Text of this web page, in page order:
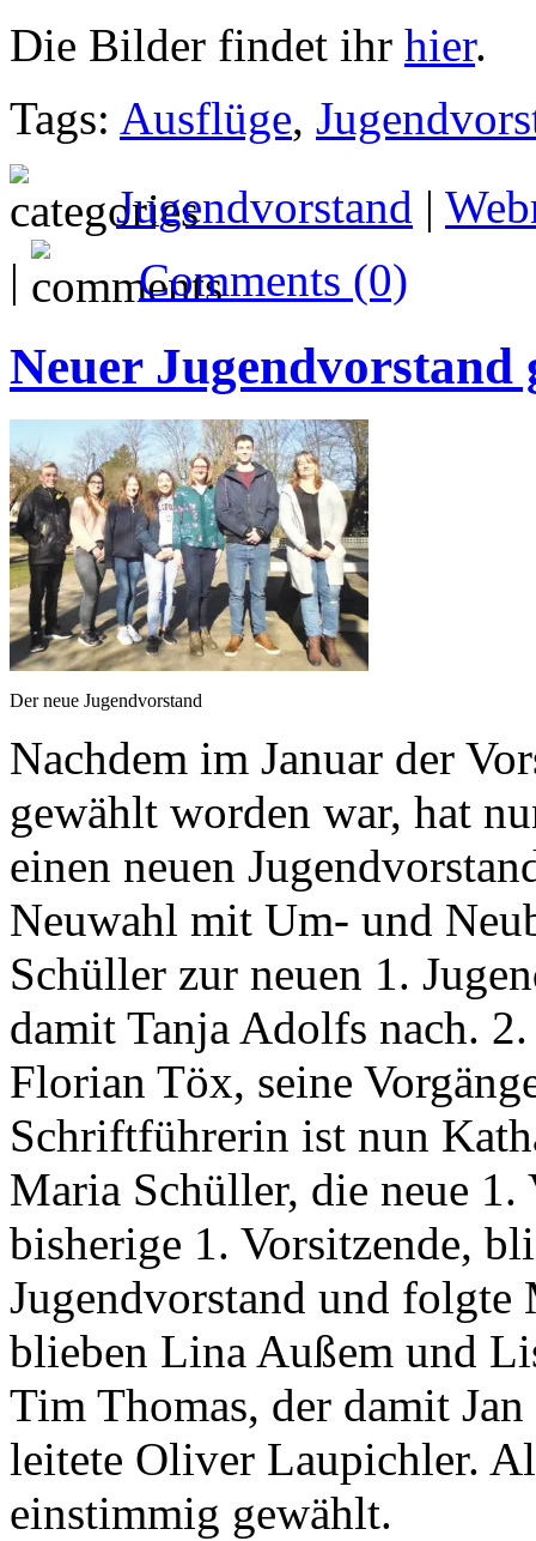
Die Bilder findet ihr hier.
Tags: Ausflüge,
Jugendvorstand |
|
Comments (0)
Neuer Jugendvorstand
Der neue Jugendvorstand
Nachdem im Januar der
gewählt worden war, hat
einen neuen
Neuwahl mit Um- und
Schüller zur neuen 1.
damit Tanja Adolfs nach.
Florian Töx, seine
Schriftführerin ist nun
Maria Schüller, die neue
bisherige 1. Vorsitzende,
Jugendvorstand und
blieben Lina Außem und
Tim Thomas, der damit
leitete Oliver Laupichler.
einstimmig gewählt.